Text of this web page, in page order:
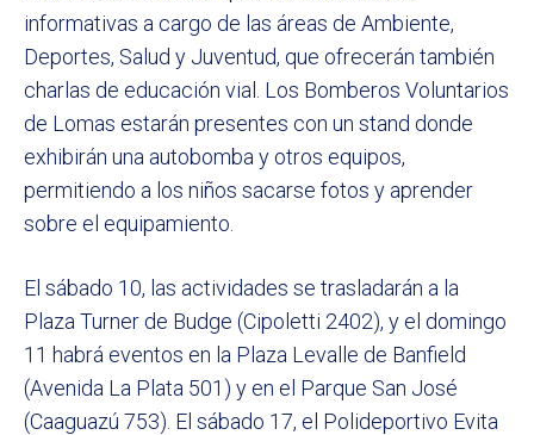
informativas a cargo de las áreas de Ambiente,
Deportes, Salud y Juventud, que ofrecerán también
charlas de educación vial. Los Bomberos Voluntarios
de Lomas estarán presentes con un stand donde
exhibirán una autobomba y otros equipos,
permitiendo a los niños sacarse fotos y aprender
sobre el equipamiento.
El sábado 10, las actividades se trasladarán a la
Plaza Turner de Budge (Cipoletti 2402), y el domingo
11 habrá eventos en la Plaza Levalle de Banfield
(Avenida La Plata 501) y en el Parque San José
(Caaguazú 753). El sábado 17, el Polideportivo Evita